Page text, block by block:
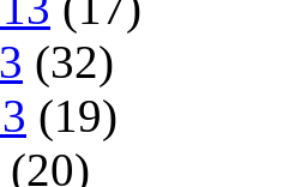
(32)
(19)
(20)